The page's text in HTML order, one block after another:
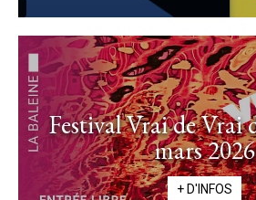
Festival Vrai de Vrai
mars 2026
+ D'INFOS